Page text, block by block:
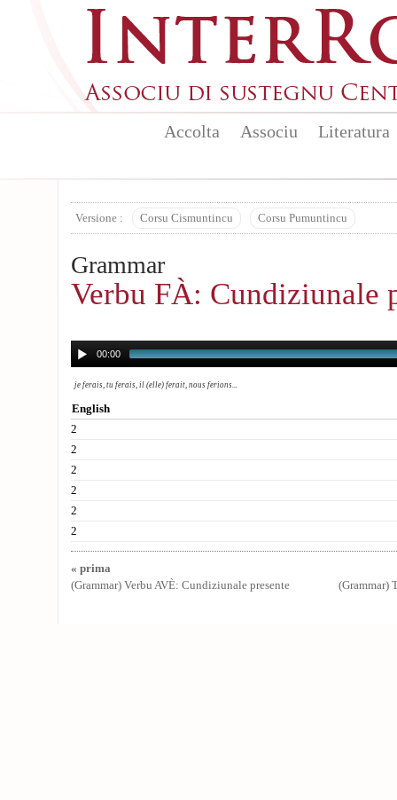
Accolta Associu Literatura
Versione : Corsu Cismuntincu Corsu Pumuntincu
Grammar
Verbu FÀ: Cundiziunale
00:00
je ferais, tu ferais, il (elle) ferait, nous ferions...
English
2
2
2
2
2
2
« prima
(Grammar) Verbu AVÈ: Cundiziunale presente
(Grammar)